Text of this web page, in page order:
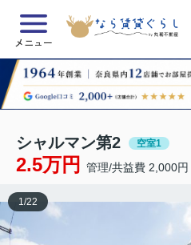
メニュー
シャルマン第2 空室1
2.5万円 管理/共益費 2,000円
1/22